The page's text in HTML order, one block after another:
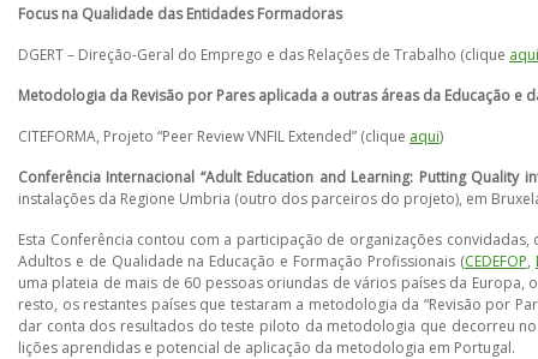
Focus na Qualidade das Entidades Formadoras
DGERT – Direção-Geral do Emprego e das Relações de Trabalho (clique aqui
Metodologia da Revisão por Pares aplicada a outras áreas da Educação e
CITEFORMA, Projeto “Peer Review VNFIL Extended” (clique aqui)
Conferência Internacional “Adult Education and Learning: Putting Quality
instalações da Regione Umbria (outro dos parceiros do projeto), em
Esta Conferência contou com a participação de organizações
Adultos e de Qualidade na Educação e Formação Profissionais (CEDEFOP,
uma plateia de mais de 60 pessoas oriundas de vários países da
resto, os restantes países que testaram a metodologia da “Revisão por
dar conta dos resultados do teste piloto da metodologia que decorreu no
lições aprendidas e potencial de aplicação da metodologia em Portugal.